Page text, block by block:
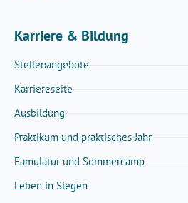
Karriere & Bildung
Stellenangebote
Karriereseite
Ausbildung
Praktikum und praktisches Jahr
Famulatur und Sommercamp
Leben in Siegen